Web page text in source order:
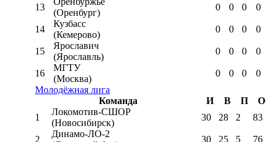
13
(Оренбург)
0 0 0 0
14
Кузбасс
(Кемерово)
0 0 0 0
15
Ярославич
(Ярославль)
0 0 0 0
16
МГТУ
(Москва)
0 0 0
0
Молодёжная лига
Команда
И В П
О
1
Локомотив-CШОР
(Новосибирск)
30 28 2 83
2
Динамо-ЛО-2
30 25 5 76